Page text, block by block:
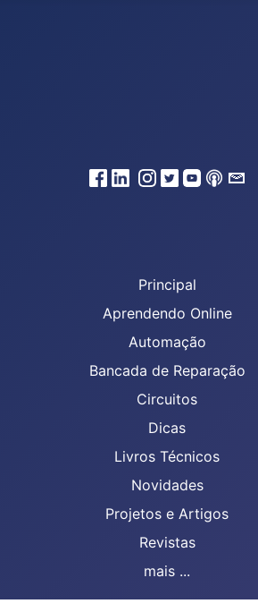
Principal
Aprendendo Online
Automação
Bancada de Reparação
Circuitos
Dicas
Livros Técnicos
Novidades
Projetos e Artigos
Revistas
mais ...